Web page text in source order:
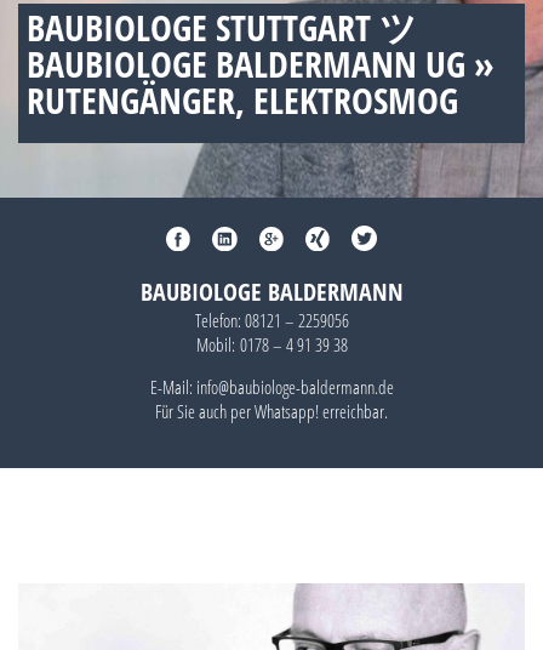
BAUBIOLOGE STUTTGART ツ
BAUBIOLOGE BALDERMANN UG »
RUTENGÄNGER, ELEKTROSMOG
BAUBIOLOGE BALDERMANN
Telefon: 08121 – 2259056
Mobil: 0178 – 4 91 39 38
E-Mail: info@baubiologe-baldermann.de
Für Sie auch perWhatsapp!erreichbar.